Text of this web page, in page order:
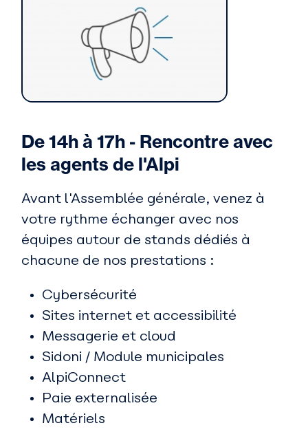
De 14h à 17h - Rencontre avec
les agents de l'Alpi
Avant l'Assemblée générale, venez à
votre rythme échanger avec nos
équipes autour de stands dédiés à
chacune de nos prestations :
Cybersécurité
Sites internet et accessibilité
Messagerie et cloud
Sidoni / Module municipales
AlpiConnect
Paie externalisée
Matériels